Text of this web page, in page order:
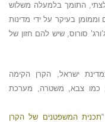
התומך בלמעלה משלוש
בעיקר על ידי מדינות
סורוס, שיש להם חזון של
ישראל, הקרן הקימה
כמו צבא, משטרה, מערכת
תכנית המשפטנים של הקרן